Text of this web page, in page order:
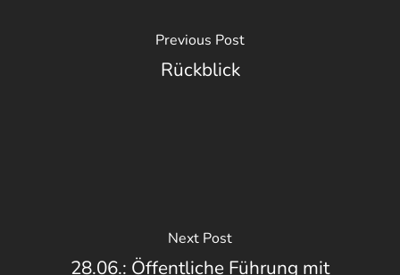
Previous Post
Rückblick
Next Post
28.06.: Öffentliche Führung mit